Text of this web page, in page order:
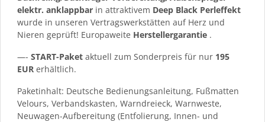
elektr. anklappbar in attraktivem Deep Black Perleffekt
wurde in unseren Vertragswerkstätten auf Herz und
Nieren geprüft! Europaweite Herstellergarantie .
—- START-Paket aktuell zum Sonderpreis für nur 195
EUR erhältlich.
Paketinhalt: Deutsche Bedienungsanleitung, Fußmatten
Velours, Verbandskasten, Warndreieck, Warnweste,
Neuwagen-Aufbereitung (Entfolierung, Innen- und